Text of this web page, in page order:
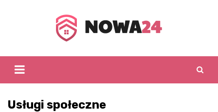
Usługi społeczne